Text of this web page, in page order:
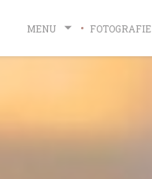
MENU FOTOGRAFIE